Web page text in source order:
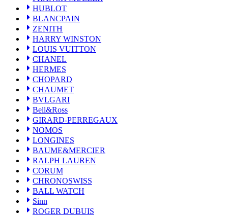
CHOPARD
CHAUMET
BVLGARI
Bell&Ross
GIRARD-PERREGAUX
NOMOS
LONGINES
BAUME&MERCIER
RALPH LAUREN
CORUM
CHRONOSWISS
BALL WATCH
Sinn
ROGER DUBUIS
Montblanc
FREDERIQUE CONSTANT
MAURICE LACROIX
ULYSSE NARDIN
JAQUET DROZ
GRAHAM
PARMIGIANI FLEURIER
OTHER BRANDS
JEWELRY
HUBLOT
BLANCPAIN
ZENITH
HARRY WINSTON
LOUIS VUITTON
CHANEL
HERMES
CHOPARD
CHAUMET
BVLGARI
Bell&Ross
GIRARD-PERREGAUX
NOMOS
LONGINES
BAUME&MERCIER
RALPH LAUREN
CORUM
CHRONOSWISS
BALL WATCH
Sinn
ROGER DUBUIS